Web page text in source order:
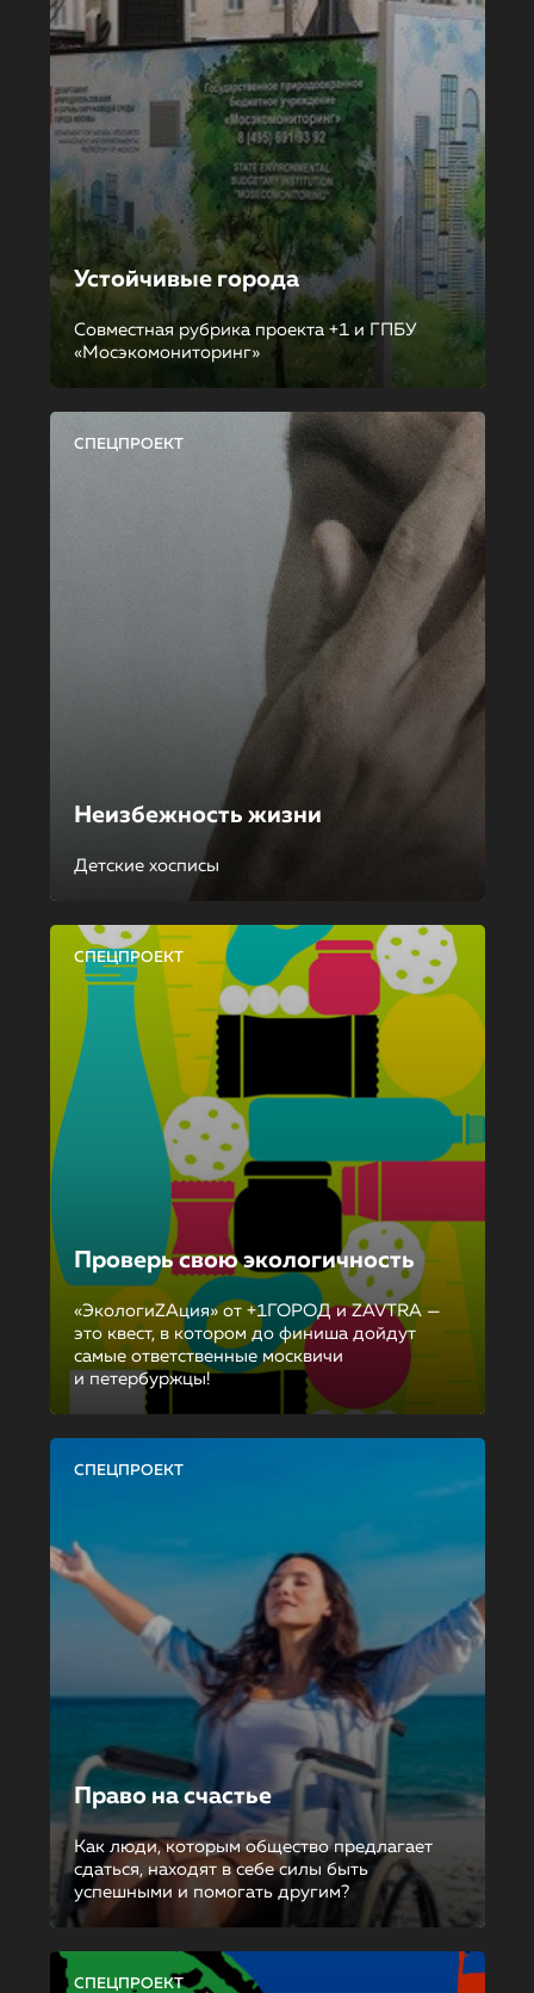
Устойчивые города
Совместная рубрика проекта +1 и ГПБУ
«Мосэкомониторинг»
СПЕЦПРОЕКТ
Неизбежность жизни
Детские хосписы
СПЕЦПРОЕКТ
Проверь свою экологичность
«ЭкологиZAция» от +1ГОРОД и ZAVTRA —
это квест, в котором до финиша дойдут
самые ответственные москвичи
и петербуржцы!
СПЕЦПРОЕКТ
Право на счастье
Как люди, которым общество предлагает
сдаться, находят в себе силы быть
успешными и помогать другим?
СПЕЦПРОЕКТ